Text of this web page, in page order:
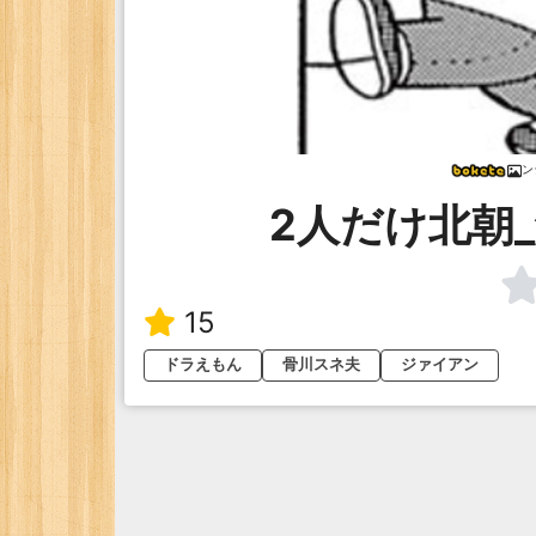
2人だけ北朝
15
ドラえもん 骨川スネ夫 ジァイアン